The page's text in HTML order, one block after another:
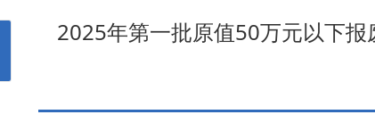
2025年第一批原值50万元以下